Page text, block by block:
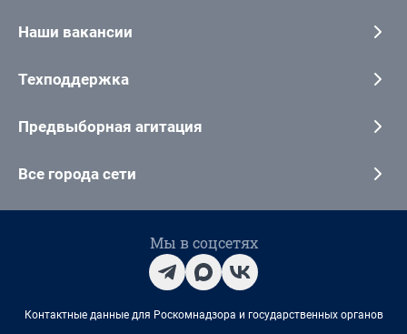
Наши вакансии
Техподдержка
Предвыборная агитация
Все города сети
Мы в соцсетях
Контактные данные для Роскомнадзора и государственных органов